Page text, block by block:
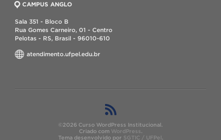
CAMPUS ANGLO
Sala 351 - Bloco B
Rua Gomes Carneiro, 01 - Centro
Pelotas - RS, Brasil - 96010-610
atendimento.ufpel.edu.br
©2026 Curso WordPress Institucional.
Criado com WordPress.
Tema desenvolvido por SGTIC / UFPel .